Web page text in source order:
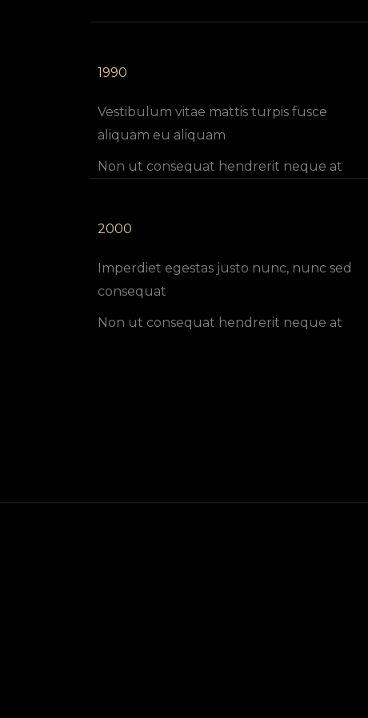
1990
Vestibulum vitae mattis turpis fusce
aliquam eu aliquam
Non ut consequat hendrerit neque at
2000
Imperdiet egestas justo nunc, nunc sed
consequat
Non ut consequat hendrerit neque at